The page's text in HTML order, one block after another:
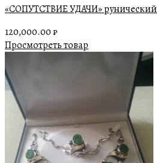
«СОПУТСТВИЕ УДАЧИ» рунический
120,000.00₽
Просмотреть товар